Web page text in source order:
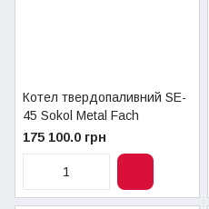
Котел твердопаливний SE-
45 Sokol Metal Fach
175 100.0 грн